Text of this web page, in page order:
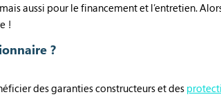
aussi pour le financement et l’entretien.
!
?
des garanties constructeurs et des